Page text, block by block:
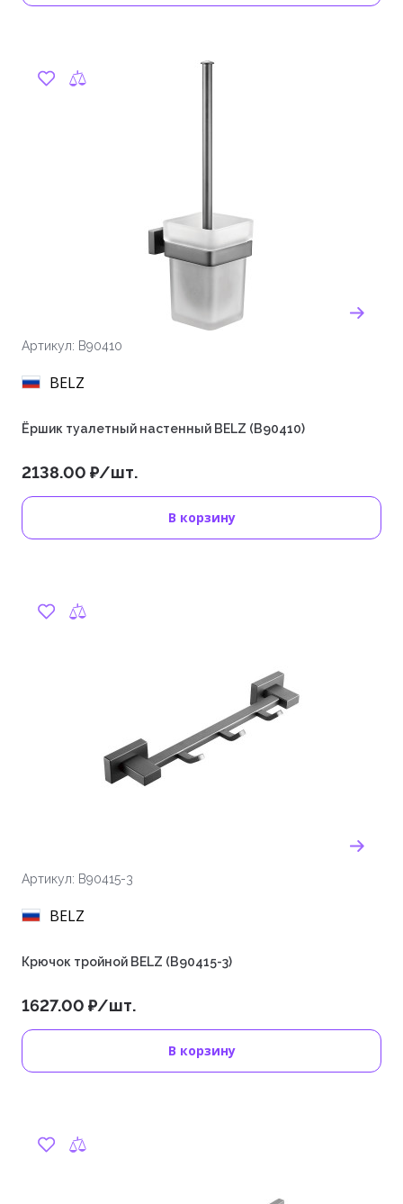
Артикул: B90410
BELZ
Ёршик туалетный настенный BELZ (B90410)
2138.00 ₽/шт.
В корзину
Артикул: B90415-3
BELZ
Крючок тройной BELZ (B90415-3)
1627.00 ₽/шт.
В корзину